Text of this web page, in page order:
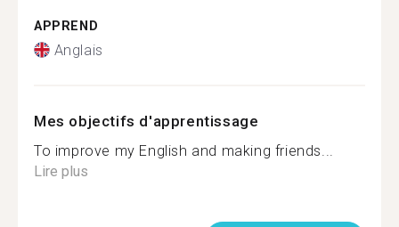
APPREND
Anglais
Mes objectifs d'apprentissage
To improve my English and making friends...
Lire plus